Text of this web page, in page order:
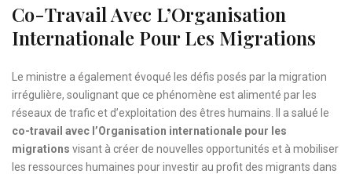
Co-Travail Avec L’Organisation
Internationale Pour Les Migrations
Le ministre a également évoqué les défis posés par la migration
irrégulière, soulignant que ce phénomène est alimenté par les
réseaux de trafic et d’exploitation des êtres humains. Il a salué le
co-travail avec l’Organisation internationale pour les
migrations visant à créer de nouvelles opportunités et à mobiliser
les ressources humaines pour investir au profit des migrants dans